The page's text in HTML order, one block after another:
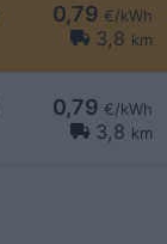
0,79 €/kWh
3,8 km
0,79 €/kWh
3,8 km